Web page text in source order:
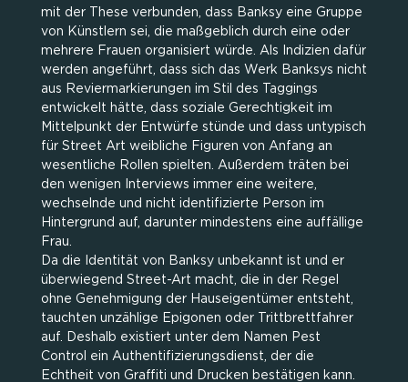
mit der These verbunden, dass Banksy eine Gruppe
von Künstlern sei, die maßgeblich durch eine oder
mehrere Frauen organisiert würde. Als Indizien dafür
werden angeführt, dass sich das Werk Banksys nicht
aus Reviermarkierungen im Stil des Taggings
entwickelt hätte, dass soziale Gerechtigkeit im
Mittelpunkt der Entwürfe stünde und dass untypisch
für Street Art weibliche Figuren von Anfang an
wesentliche Rollen spielten. Außerdem träten bei
den wenigen Interviews immer eine weitere,
wechselnde und nicht identifizierte Person im
Hintergrund auf, darunter mindestens eine auffällige
Frau.
Da die Identität von Banksy unbekannt ist und er
überwiegend Street-Art macht, die in der Regel
ohne Genehmigung der Hauseigentümer entsteht,
tauchten unzählige Epigonen oder Trittbrettfahrer
auf. Deshalb existiert unter dem Namen Pest
Control ein Authentifizierungsdienst, der die
Echtheit von Graffiti und Drucken bestätigen kann.